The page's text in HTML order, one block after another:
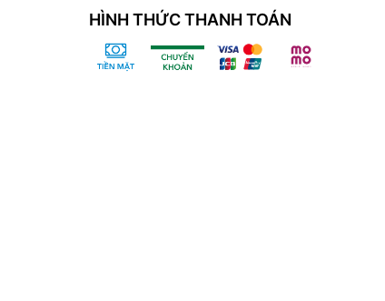
HÌNH THỨC THANH TOÁN